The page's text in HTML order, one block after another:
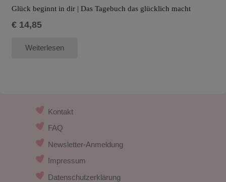
Glück beginnt in dir | Das Tagebuch das glücklich macht
€14,85
Weiterlesen
Kontakt
FAQ
Newsletter-Anmeldung
Impressum
Datenschutzerklärung